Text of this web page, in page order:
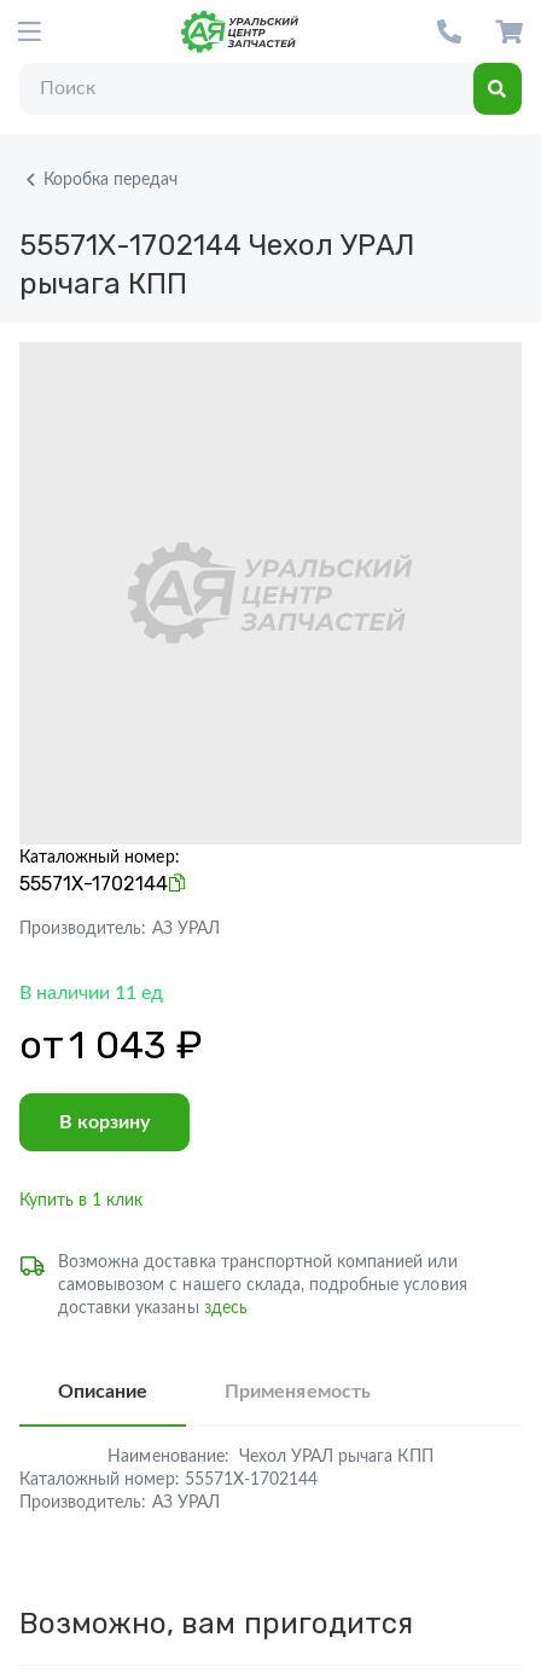
Коробка передач
55571Х-1702144 Чехол УРАЛ
рычага КПП
Каталожный номер:
55571Х-1702144
Производитель: АЗ УРАЛ
В наличии 11 ед
от1 043 ₽
В корзину
Купить в 1 клик
Возможна доставка транспортной компанией или
самовывозом с нашего склада, подробные условия
доставки указаны здесь
Описание Применяемость
Наименование:
Чехол УРАЛ рычага КПП
Каталожный номер: 55571Х-1702144
Производитель: АЗ УРАЛ
Возможно, вам пригодится